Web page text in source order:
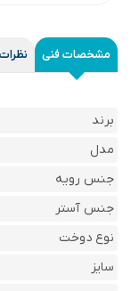
مشخصات فنی
برند
مدل
جنس رویه
جنس آستر
نوع دوخت
سایز